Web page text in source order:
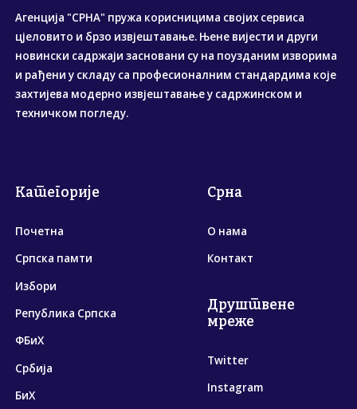
Агенција "СРНА" пружа корисницима својих сервиса
цјеловито и брзо извјештавање. Њене вијести и други
новински садржаји засновани су на поузданим изворима
и рађени у складу са професионалним стандардима које
захтијева модерно извјештавање у садржинском и
техничком погледу.
Категорије
Почетна
Српска памти
Избори
Република Српска
ФБиХ
Србија
БиХ
Срна
О нама
Контакт
Друштвене
мреже
Twitter
Instagram